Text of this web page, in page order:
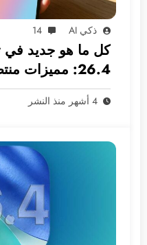
ذكي AI 14
26.4: مميزات
ضرورية
4 أشهر منذ النشر